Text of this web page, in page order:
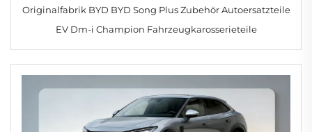
Originalfabrik BYD BYD Song Plus Zubehör Autoersatzteile
EV Dm-i Champion Fahrzeugkarosserieteile